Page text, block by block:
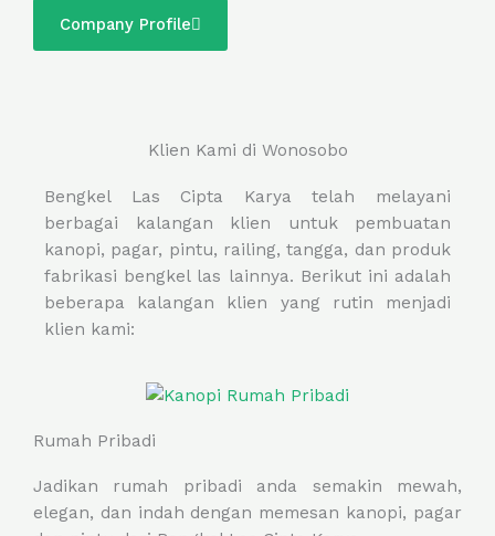
Company Profile
Klien Kami di Wonosobo
Bengkel Las Cipta Karya telah melayani
berbagai kalangan klien untuk pembuatan
kanopi, pagar, pintu, railing, tangga, dan produk
fabrikasi bengkel las lainnya. Berikut ini adalah
beberapa kalangan klien yang rutin menjadi
klien kami:
Rumah Pribadi
Jadikan rumah pribadi anda semakin mewah,
elegan, dan indah dengan memesan kanopi, pagar